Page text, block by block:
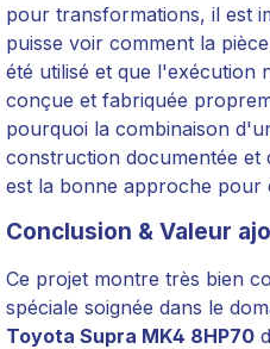
pour transformations, il est
puisse voir comment la
été utilisé et que l'exécution
conçue et fabriquée
pourquoi la combinaison
construction documentée et
est la bonne approche pour
Conclusion & Valeur
Ce projet montre très bien
spéciale soignée dans le
Toyota Supra MK4 8HP70